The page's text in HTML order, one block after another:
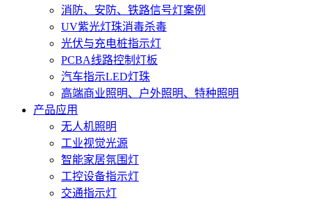
消防、安防、铁路信号灯案例
UV紫光灯珠消毒杀毒
光伏与充电桩指示灯
PCBA线路控制灯板
汽车指示LED灯珠
高端商业照明、户外照明、特种照明
产品应用
无人机照明
工业视觉光源
智能家居氛围灯
工控设备指示灯
交通指示灯